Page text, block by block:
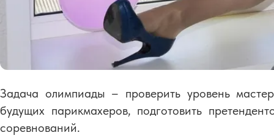
Задача олимпиады – проверить уровень
будущих парикмахеров, подготовить
соревнований.